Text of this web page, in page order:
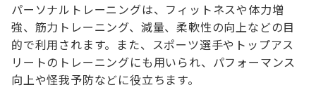
パーソナルトレーニングは、フィットネスや体力増
強、筋力トレーニング、減量、柔軟性の向上などの目
的で利用されます。また、スポーツ選手やトップアス
リートのトレーニングにも用いられ、パフォーマンス
向上や怪我予防などに役立ちます。